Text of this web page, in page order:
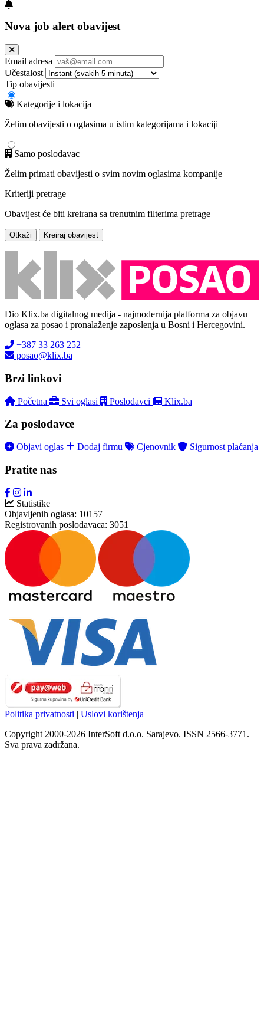
Nova job alert obavijest
Email adresa
Učestalost
Tip obavijesti
Kategorije i lokacija
Želim obavijesti o oglasima u istim kategorijama i lokaciji
Samo poslodavac
Želim primati obavijesti o svim novim oglasima kompanije
Kriteriji pretrage
Obavijest će biti kreirana sa trenutnim filterima pretrage
Otkaži Kreiraj obavijest
Dio Klix.ba digitalnog medija - najmodernija platforma za objavu
oglasa za posao i pronalaženje zaposlenja u Bosni i Hercegovini.
+387 33 263 252
posao@klix.ba
Brzi linkovi
Početna Svi oglasi Poslodavci Klix.ba
Za poslodavce
Objavi oglas Dodaj firmu Cjenovnik Sigurnost plaćanja
Pratite nas
Statistike
Objavljenih oglasa: 10157
Registrovanih poslodavaca: 3051
Politika privatnosti | Uslovi korištenja
Copyright 2000-2026 InterSoft d.o.o. Sarajevo. ISSN 2566-3771.
Sva prava zadržana.